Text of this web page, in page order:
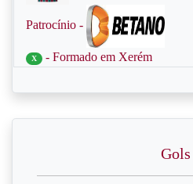
Patrocínio -
X - Formado em Xerém
Gols